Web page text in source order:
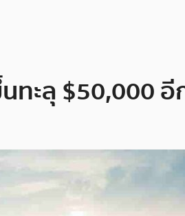
ะลุ $50,000 อี